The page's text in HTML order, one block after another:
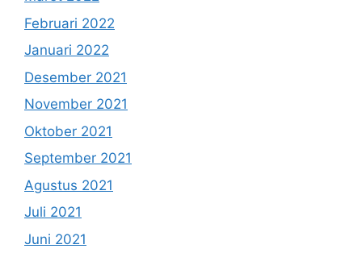
Februari 2022
Januari 2022
Desember 2021
November 2021
Oktober 2021
September 2021
Agustus 2021
Juli 2021
Juni 2021